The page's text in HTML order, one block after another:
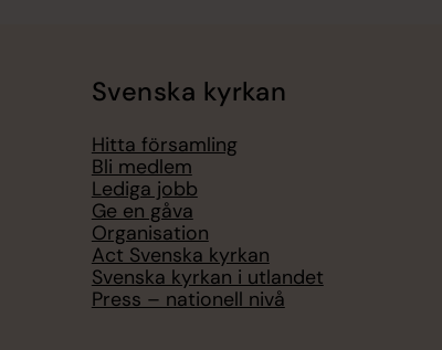
Svenska kyrkan
Hitta församling
Bli medlem
Lediga jobb
Ge en gåva
Organisation
Act Svenska kyrkan
Svenska kyrkan i utlandet
Press – nationell nivå